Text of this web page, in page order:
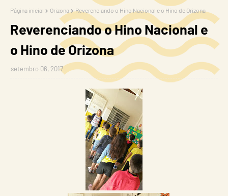
Página inicial Orizona Reverenciando o Hino Nacional e o Hino de Orizona
Reverenciando o Hino Nacional e
o Hino de Orizona
setembro 06, 2017